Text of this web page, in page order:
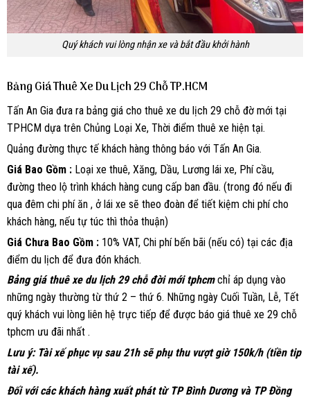
Quý khách vui lòng nhận xe và bắt đầu khởi hành
Bảng Giá Thuê Xe Du Lịch 29 Chỗ TP.HCM
Tấn An Gia đưa ra bảng giá cho thuê xe du lịch 29 chỗ đờ mới tại
TPHCM dựa trên Chủng Loại Xe, Thời điểm thuê xe hiện tại.
Quảng đường thực tế khách hàng thông báo với Tấn An Gia.
Giá Bao Gồm : Loại xe thuê, Xăng, Dầu, Lương lái xe, Phí cầu,
đường theo lộ trình khách hàng cung cấp ban đầu. (trong đó nếu đi
qua đêm chi phí ăn , ở lái xe sẽ theo đoàn để tiết kiệm chi phí cho
khách hàng, nếu tự túc thì thỏa thuận)
Giá Chưa Bao Gồm : 10% VAT, Chi phí bến bãi (nếu có) tại các địa
điểm du lịch để đưa đón khách.
Bảng giá thuê xe du lịch 29 chỗ đời mới tphcmchỉ áp dụng vào
những ngày thường từ thứ 2 – thứ 6. Những ngày Cuối Tuần, Lễ, Tết
quý khách vui lòng liên hệ trực tiếp để được báo giá thuê xe 29 chỗ
tphcm ưu đãi nhất .
Lưu ý: Tài xế phục vụ sau 21h sẽ phụ thu vượt giờ 150k/h (tiền tip
tài xế).
Đối với các khách hàng xuất phát từ TP Bình Dương và TP Đồng